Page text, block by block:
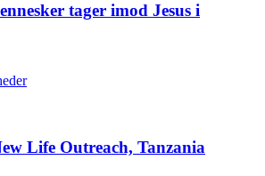
tager imod Jesus i
Life Outreach, Tanzania